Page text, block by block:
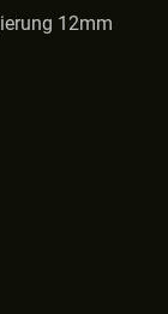
12mm